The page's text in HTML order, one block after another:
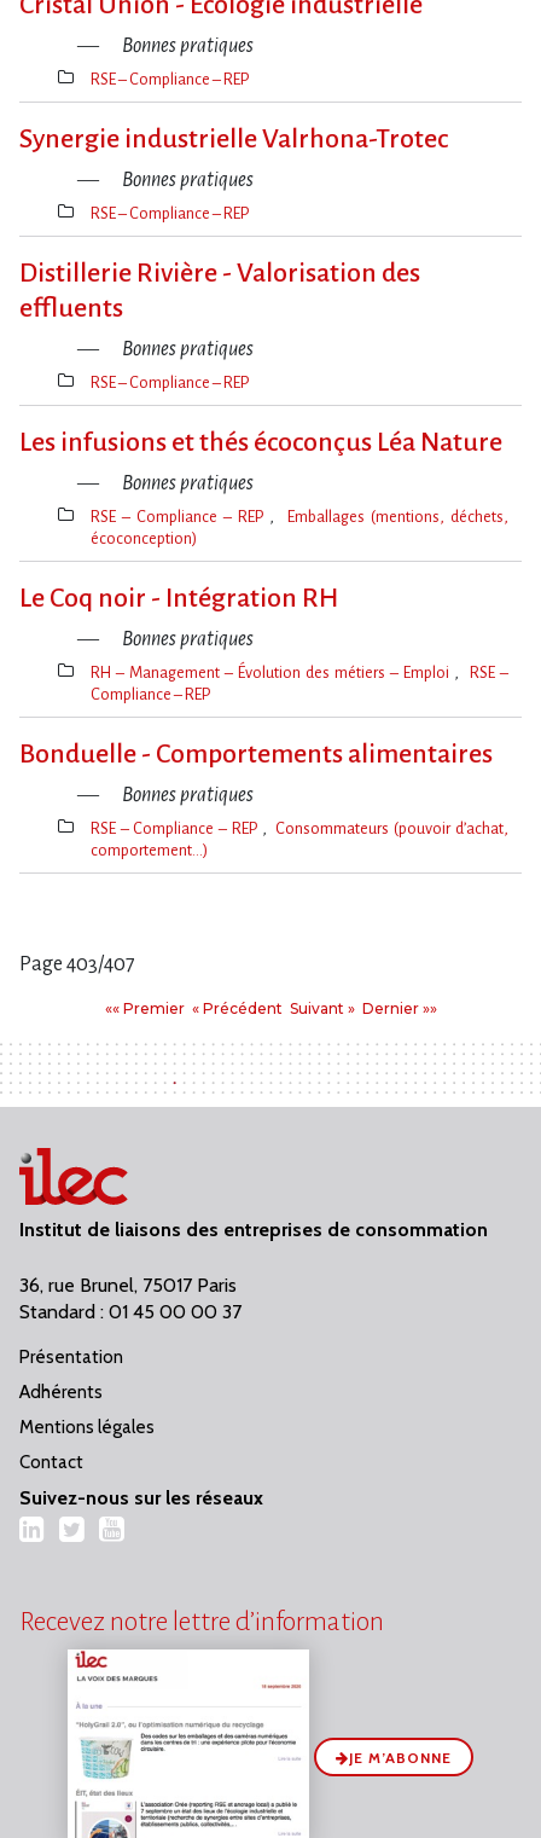
Bonnes pratiques
Thèmes(s)
RSE – Compliance – REP
Synergie industrielle Valrhona-Trotec
Bonnes pratiques
Thèmes(s)
RSE – Compliance – REP
Distillerie Rivière - Valorisation des
effluents
Bonnes pratiques
Thèmes(s)
RSE – Compliance – REP
Les infusions et thés écoconçus Léa Nature
Bonnes pratiques
Thèmes(s)
RSE – Compliance – REP
Emballages (mentions, déchets,
écoconception)
Le Coq noir - Intégration RH
Bonnes pratiques
Thèmes(s)
RH – Management – Évolution des métiers – Emploi
RSE –
Compliance – REP
Bonduelle - Comportements alimentaires
Bonnes pratiques
Thèmes(s)
RSE – Compliance – REP
Consommateurs (pouvoir d’achat,
comportement…)
Page 403/407
«« PremierPremier
« PrécédentPrécédent
Suivant
Suivant » Dernier
Dernier »»
Institut de liaisons des entreprises de consommation
36, rue Brunel, 75017 Paris
Standard : 01 45 00 00 37
Présentation
Adhérents
Mentions légales
Contact
Suivez-nous sur les réseaux
LinkedIn
TwitterYouTube
Recevez notre lettre d’information
JE M’ABONNE